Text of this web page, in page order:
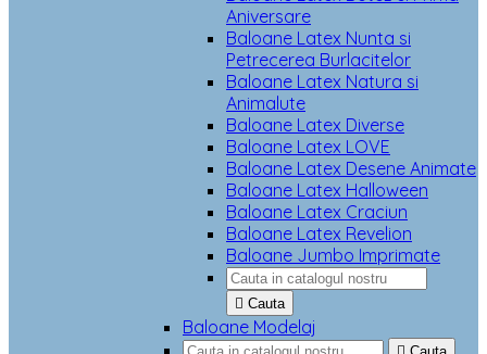
Aniversare
Baloane Latex Nunta si
Petrecerea Burlacitelor
Baloane Latex Natura si
Animalute
Baloane Latex Diverse
Baloane Latex LOVE
Baloane Latex Desene Animate
Baloane Latex Halloween
Baloane Latex Craciun
Baloane Latex Revelion
Baloane Jumbo Imprimate
 Cauta
Baloane Modelaj